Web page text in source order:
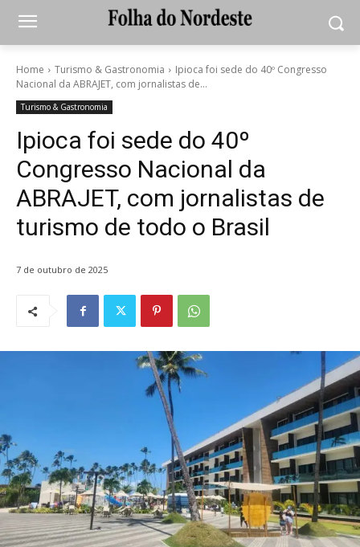
Home Turismo & Gastronomia
Ipioca foi sede do 40º Congresso
Nacional da ABRAJET, com jornalistas de...
Turismo & Gastronomia
Ipioca foi sede do 40º
Congresso Nacional da
ABRAJET, com jornalistas de
turismo de todo o Brasil
7 de outubro de 2025